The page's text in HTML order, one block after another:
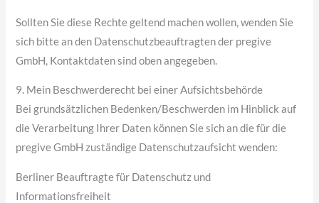
Sollten Sie diese Rechte geltend machen wollen, wenden Sie
sich bitte an den Datenschutzbeauftragten der pregive
GmbH, Kontaktdaten sind oben angegeben.
9. Mein Beschwerderecht bei einer Aufsichtsbehörde
Bei grundsätzlichen Bedenken/Beschwerden im Hinblick auf
die Verarbeitung Ihrer Daten können Sie sich an die für die
pregive GmbH zuständige Datenschutzaufsicht wenden:
Berliner Beauftragte für Datenschutz und
Informationsfreiheit